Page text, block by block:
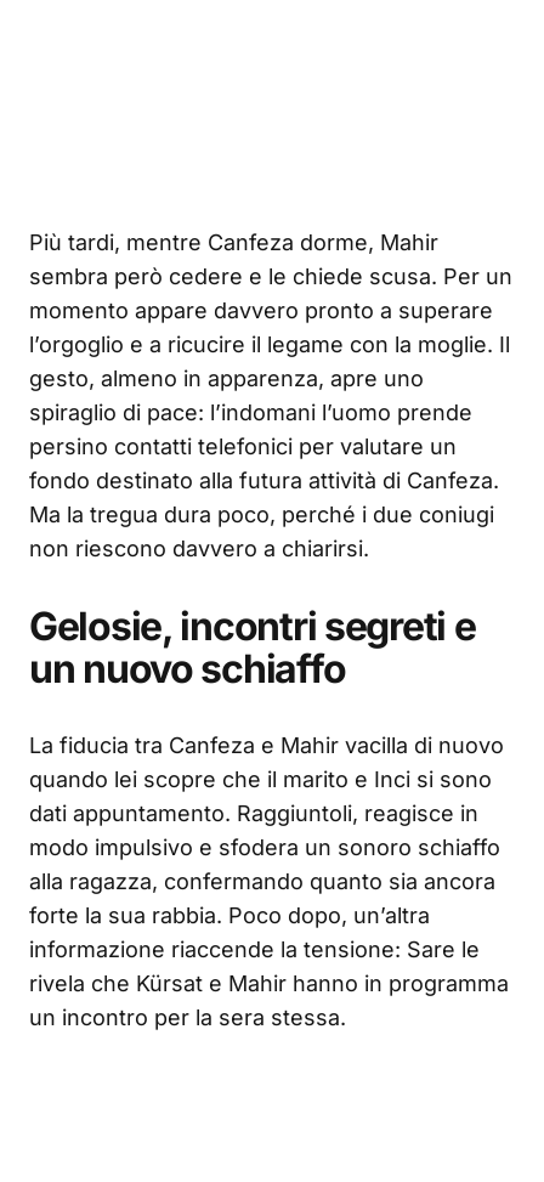
Più tardi, mentre Canfeza dorme, Mahir
sembra però cedere e le chiede scusa. Per un
momento appare davvero pronto a superare
l’orgoglio e a ricucire il legame con la moglie. Il
gesto, almeno in apparenza, apre uno
spiraglio di pace: l’indomani l’uomo prende
persino contatti telefonici per valutare un
fondo destinato alla futura attività di Canfeza.
Ma la tregua dura poco, perché i due coniugi
non riescono davvero a chiarirsi.
Gelosie, incontri segreti e
un nuovo schiaffo
La fiducia tra Canfeza e Mahir vacilla di nuovo
quando lei scopre che il marito e Inci si sono
dati appuntamento. Raggiuntoli, reagisce in
modo impulsivo e sfodera un sonoro schiaffo
alla ragazza, confermando quanto sia ancora
forte la sua rabbia. Poco dopo, un’altra
informazione riaccende la tensione: Sare le
rivela che Kürsat e Mahir hanno in programma
un incontro per la sera stessa.